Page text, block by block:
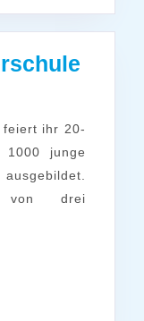
1000 junge
drei